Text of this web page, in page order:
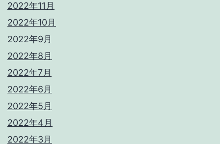
2022年11月
2022年10月
2022年9月
2022年8月
2022年7月
2022年6月
2022年5月
2022年4月
2022年3月